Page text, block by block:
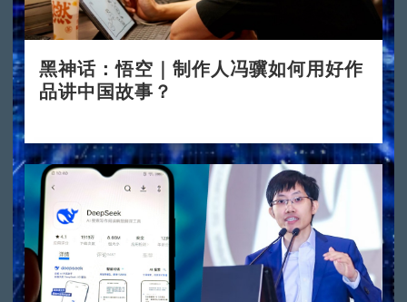
黑神话：悟空｜制作人冯骥如何用好作
品讲中国故事？